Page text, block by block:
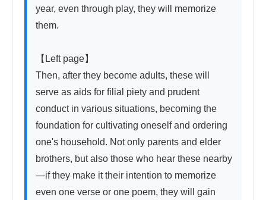
year, even through play, they will memorize
them.
【Left page】
Then, after they become adults, these will
serve as aids for filial piety and prudent
conduct in various situations, becoming the
foundation for cultivating oneself and ordering
one's household. Not only parents and elder
brothers, but also those who hear these nearby
—if they make it their intention to memorize
even one verse or one poem, they will gain